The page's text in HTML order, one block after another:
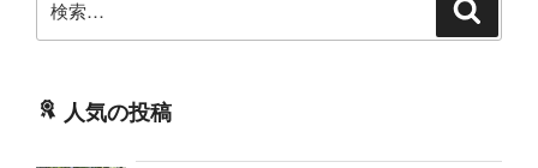
索:
人気の投稿